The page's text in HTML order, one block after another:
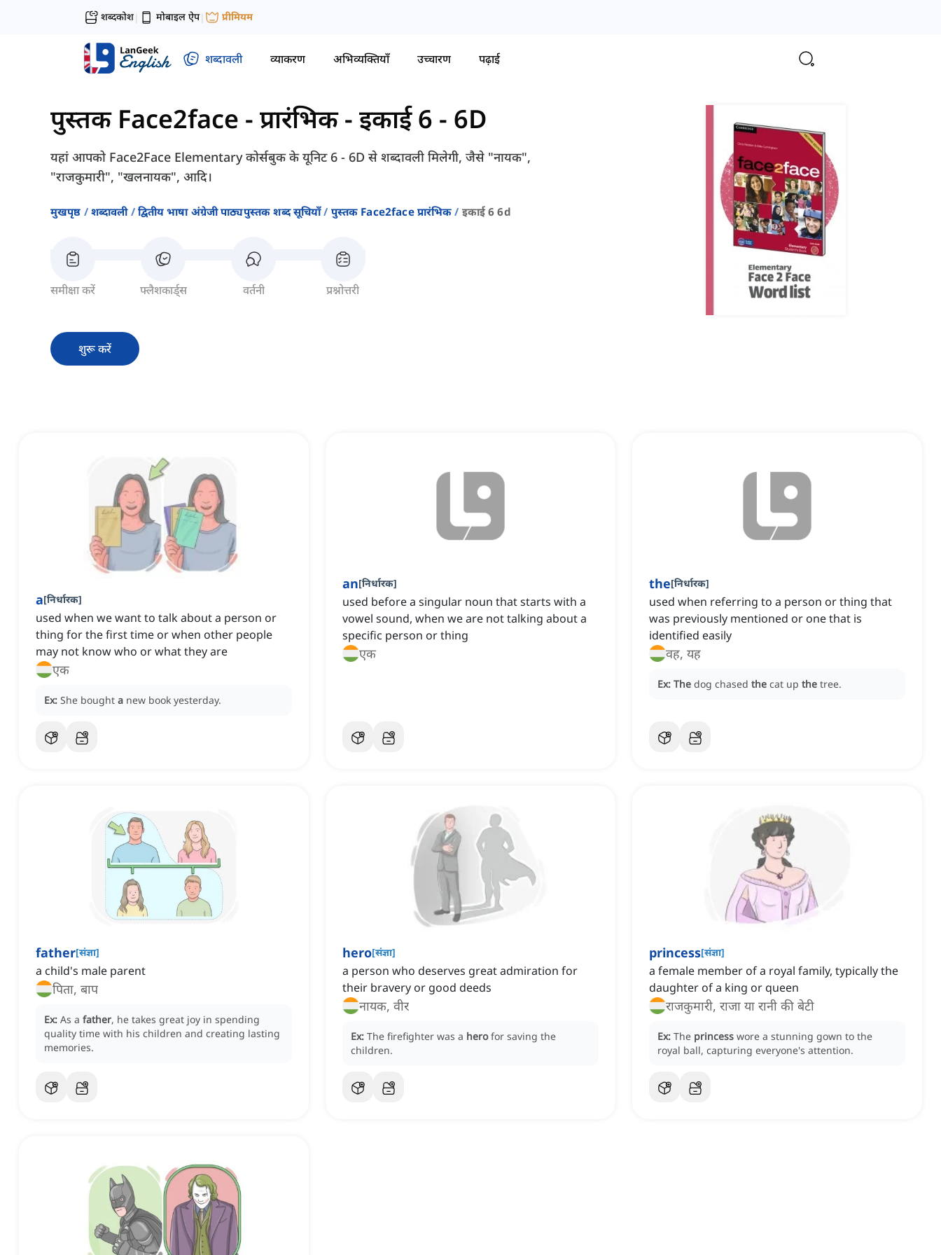
शब्दकोश| मोबाइल ऐप| प्रीमियम
शब्दावली व्याकरण अभिव्यक्तियाँ उच्चारण पढ़ाई
पुस्तक Face2face - प्रारंभिक- इकाई 6 - 6D
यहां आपको Face2Face Elementary कोर्सबुक के यूनिट 6 - 6D से शब्दावली मिलेगी, जैसे "नायक",
"राजकुमारी", "खलनायक", आदि।
मुखपृष्ठ शब्दावली द्वितीय भाषा अंग्रेजी पाठ्यपुस्तक शब्द सूचियाँ पुस्तक Face2face प्रारंभिक इकाई 6 6d
समीक्षा करें फ्लैशकार्ड्स वर्तनी प्रश्नोत्तरी
शुरू करें
a[निर्धारक]
used when we want to talk about a person or
thing for the first time or when other people
may not know who or what they are
एक
Ex: She bought a new book yesterday.
an[निर्धारक]
used before a singular noun that starts with a
vowel sound, when we are not talking about a
specific person or thing
एक
the[निर्धारक]
used when referring to a person or thing that
was previously mentioned or one that is
identified easily
वह, यह
Ex: The dog chased the cat up the tree.
father[संज्ञा]
a child's male parent
पिता, बाप
Ex: As a father, he takes great joy in spending
quality time with his children and creating lasting
memories.
hero[संज्ञा]
a person who deserves great admiration for
their bravery or good deeds
नायक, वीर
Ex: The firefighter was a hero for saving the
children.
princess[संज्ञा]
a female member of a royal family, typically the
daughter of a king or queen
राजकुमारी, राजा या रानी की बेटी
Ex: The princess wore a stunning gown to the
royal ball, capturing everyone's attention.